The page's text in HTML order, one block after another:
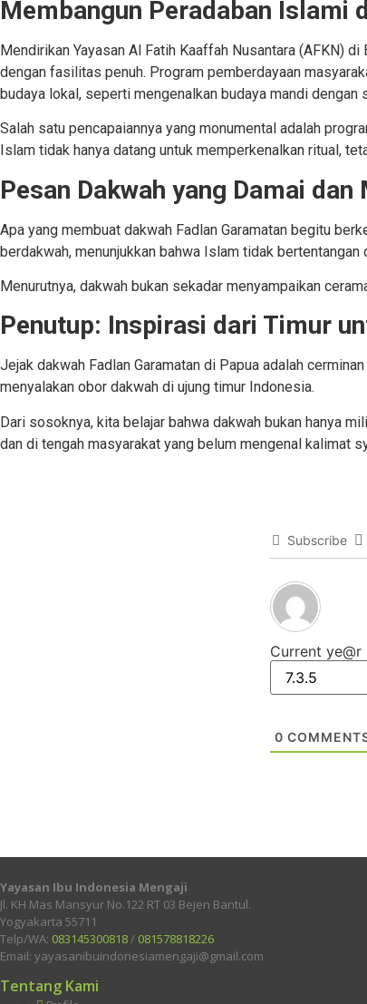
Membangun Peradaban Islami
Mendirikan Yayasan Al Fatih Kaaffah Nusantara (AFKN)
dengan fasilitas penuh. Program pemberdayaan
budaya lokal, seperti mengenalkan budaya mandi
Salah satu pencapaiannya yang monumental adalah
Islam tidak hanya datang untuk memperkenalkan ritual,
Pesan Dakwah yang Damai dan
Apa yang membuat dakwah Fadlan Garamatan begitu
berdakwah, menunjukkan bahwa Islam tidak
Menurutnya, dakwah bukan sekadar menyampaikan
Penutup: Inspirasi dari Timur
Jejak dakwah Fadlan Garamatan di Papua adalah
menyalakan obor dakwah di ujung timur Indonesia.
Dari sosoknya, kita belajar bahwa dakwah bukan hanya
dan di tengah masyarakat yang belum mengenal kalimat
Subscribe
Current ye@r
0
Yayasan Ibu Indonesia Mengaji
Jl. KH Mas Mansyur No.122 RT 03 Bejen Bantul.
Yogyakarta 55711
Telp/WA: 083145300818/ 081578818226
Email: yayasanibuindonesiamengaji@gmail.com
Tentang Kami